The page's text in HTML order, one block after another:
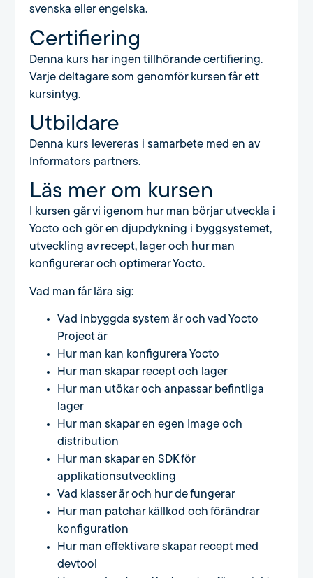
svenska eller engelska.
Certifiering
Denna kurs har ingen tillhörande certifiering.
Varje deltagare som genomför kursen får ett
kursintyg.
Utbildare
Denna kurs levereras i samarbete med en av
Informators partners.
Läs mer om kursen
I kursen går vi igenom hur man börjar utveckla i
Yocto och gör en djupdykning i byggsystemet,
utveckling av recept, lager och hur man
konfigurerar och optimerar Yocto.
Vad man får lära sig:
Vad inbyggda system är och vad Yocto
Project är
Hur man kan konfigurera Yocto
Hur man skapar recept och lager
Hur man utökar och anpassar befintliga
lager
Hur man skapar en egen Image och
distribution
Hur man skapar en SDK för
applikationsutveckling
Vad klasser är och hur de fungerar
Hur man patchar källkod och förändrar
konfiguration
Hur man effektivare skapar recept med
devtool